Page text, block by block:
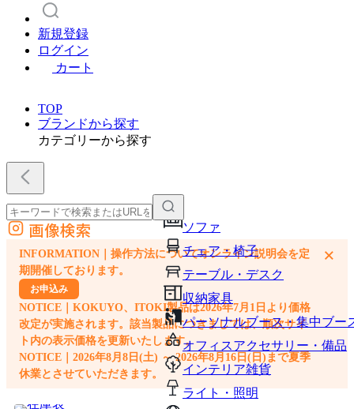
新規登録
ログイン
カート
TOP
ブランドから探す
カテゴリーから探す
ソファ
チェア・椅子
テーブル・デスク
収納家具
パーソナルブース・集中ブー
オフィスアクセサリー・備品
インテリア雑貨
ライト・照明
外部サイトの商品をカートに追加
他のサイトで見つけた商品ページのURLを貼り付けて、カートに追加できます
画像検索
INFORMATION｜操作方法についてオンライン説明会を定
期開催しております。
お申込み
NOTICE｜KOKUYO、ITOKI製品は2026年7月1日より価格
改定が実施されます。該当製品につきましては、順次サイ
ト内の表示価格を更新いたします。
NOTICE｜2026年8月8日(土) ～ 2026年8月16日(日)まで夏季
休業とさせていただきます。
×